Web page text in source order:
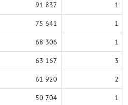
91 837 1
75 641 1
68 306 1
63 167 3
61 920 2
50 704 1